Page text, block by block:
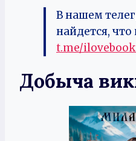
В нашем
найдется,
t.me/
Добыча